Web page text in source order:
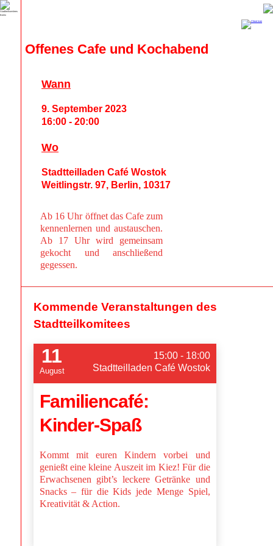
Offenes Cafe und Kochabend
Ab 16 Uhr öffnet das Cafe zum
kennenlernen und austauschen.
Ab 17 Uhr wird gemeinsam
gekocht und anschließend
gegessen.
Wann
9. September 2023
16:00 - 20:00
Wo
Stadtteilladen Café Wostok
Weitlingstr. 97, Berlin, 10317
Kommende Veranstaltungen des
Stadtteilkomitees
11
August
15:00 - 18:00
Stadtteilladen Café Wostok
Familiencafé:
Kinder-Spaß
Kommt mit euren Kindern vorbei und
genießt eine kleine Auszeit im Kiez! Für die
Erwachsenen gibt’s leckere Getränke und
Snacks – für die Kids jede Menge Spiel,
Kreativität & Action.